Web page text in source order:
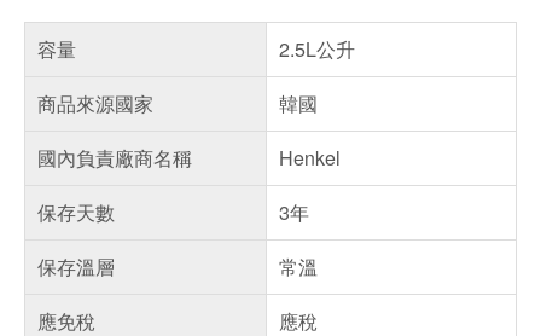
容量
2.5L公升
商品來源國家
韓國
國內負責廠商名稱
Henkel
保存天數
3年
保存溫層
常溫
應免稅
應稅